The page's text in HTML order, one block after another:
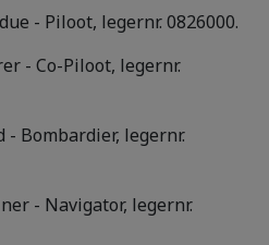
- Piloot, legernr. 0826000.
- Co-Piloot, legernr.
Bombardier, legernr.
- Navigator, legernr.